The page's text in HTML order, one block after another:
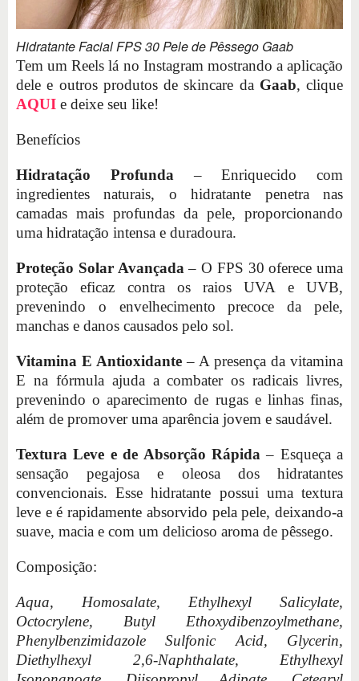
Hidratante Facial FPS 30 Pele de Pêssego Gaab
Tem um Reels lá no Instagram mostrando a aplicação
dele e outros produtos de skincare da Gaab, clique
AQUI e deixe seu like!
Benefícios
Hidratação Profunda – Enriquecido com
ingredientes naturais, o hidratante penetra nas
camadas mais profundas da pele, proporcionando
uma hidratação intensa e duradoura.
Proteção Solar Avançada – O FPS 30 oferece uma
proteção eficaz contra os raios UVA e UVB,
prevenindo o envelhecimento precoce da pele,
manchas e danos causados pelo sol.
Vitamina E Antioxidante – A presença da vitamina
E na fórmula ajuda a combater os radicais livres,
prevenindo o aparecimento de rugas e linhas finas,
além de promover uma aparência jovem e saudável.
Textura Leve e de Absorção Rápida – Esqueça a
sensação pegajosa e oleosa dos hidratantes
convencionais. Esse hidratante possui uma textura
leve e é rapidamente absorvido pela pele, deixando-a
suave, macia e com um delicioso aroma de pêssego.
Composição:
Aqua, Homosalate, Ethylhexyl Salicylate,
Octocrylene, Butyl Ethoxydibenzoylmethane,
Phenylbenzimidazole Sulfonic Acid, Glycerin,
Diethylhexyl 2,6-Naphthalate, Ethylhexyl